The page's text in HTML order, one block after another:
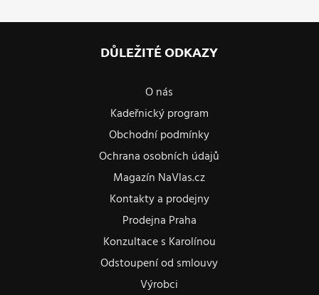
DŮLEŽITÉ ODKAZY
O nás
Kadeřnický program
Obchodní podmínky
Ochrana osobních údajů
Magazín NaVlas.cz
Kontakty a prodejny
Prodejna Praha
Konzultace s Karolínou
Odstoupení od smlouvy
Výrobci